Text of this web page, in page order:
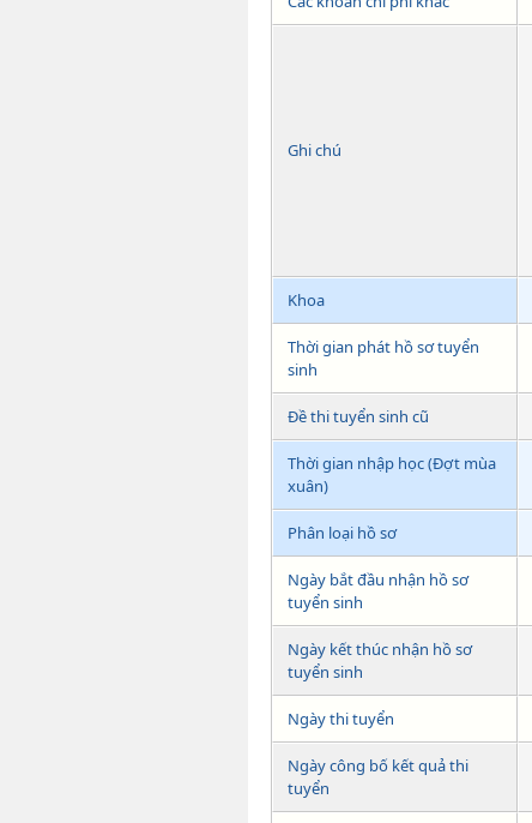
Ghi chú
Khoa
Thời gian phát hồ sơ tuyển
sinh
Đề thi tuyển sinh cũ
Thời gian nhập học (Đợt mùa
xuân)
Phân loại hồ sơ
Ngày bắt đầu nhận hồ sơ
tuyển sinh
Ngày kết thúc nhận hồ sơ
tuyển sinh
Ngày thi tuyển
Ngày công bố kết quả thi
tuyển